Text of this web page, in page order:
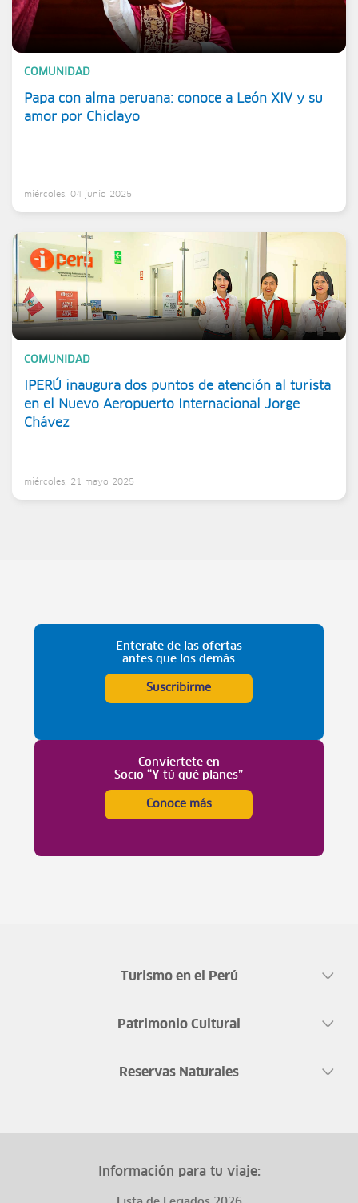
COMUNIDAD
Papa con alma peruana: conoce a León XIV y su
amor por Chiclayo
miércoles, 04 junio 2025
COMUNIDAD
IPERÚ inaugura dos puntos de atención al turista
en el Nuevo Aeropuerto Internacional Jorge
Chávez
miércoles, 21 mayo 2025
Entérate de las ofertas
antes que los demás
Suscribirme
Conviértete en
Socio “Y tú qué planes”
Conoce más
Turismo en el Perú
Patrimonio Cultural
Reservas Naturales
Información para tu viaje: